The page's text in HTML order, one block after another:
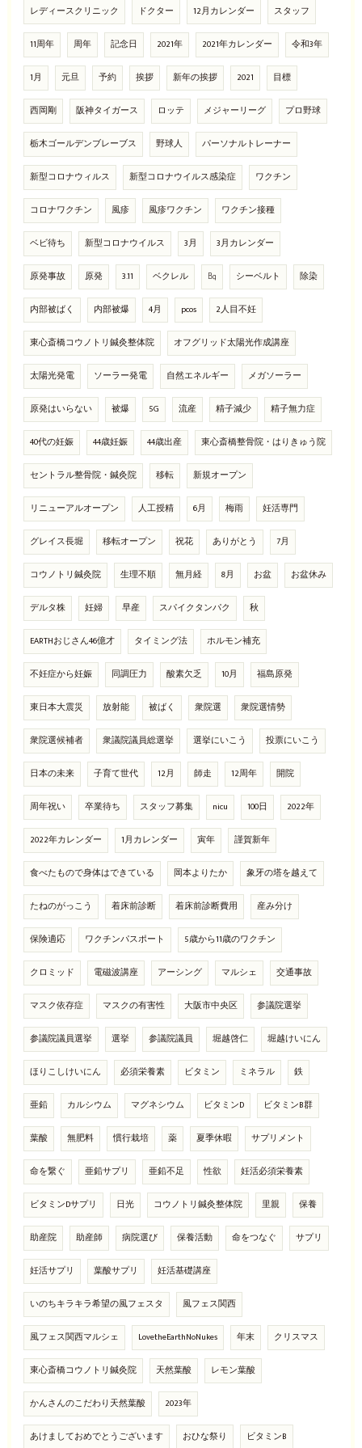
レディースクリニック ドクター 12月カレンダー スタッフ
11周年 周年 記念日 2021年 2021年カレンダー 令和3年
1月 元旦 予約 挨拶 新年の挨拶 2021 目標
西岡剛 阪神タイガース ロッテ メジャーリーグ プロ野球
栃木ゴールデンブレーブス 野球人 パーソナルトレーナー
新型コロナウィルス 新型コロナウイルス感染症 ワクチン
コロナワクチン 風疹 風疹ワクチン ワクチン接種
ベビ待ち 新型コロナウイルス 3月 3月カレンダー
原発事故 原発 3.11 ベクレル ㏃ シーベルト 除染
内部被ばく 内部被爆 4月 pcos 2人目不妊
東心斎橋コウノトリ鍼灸整体院 オフグリッド太陽光作成講座
太陽光発電 ソーラー発電 自然エネルギー メガソーラー
原発はいらない 被爆 5G 流産 精子減少 精子無力症
40代の妊娠 44歳妊娠 44歳出産 東心斎橋整骨院・はりきゅう院
セントラル整骨院・鍼灸院 移転 新規オープン
リニューアルオープン 人工授精 6月 梅雨 妊活専門
グレイス長堀 移転オープン 祝花 ありがとう 7月
コウノトリ鍼灸院 生理不順 無月経 8月 お盆 お盆休み
デルタ株 妊婦 早産 スパイクタンパク 秋
EARTHおじさん46億才 タイミング法 ホルモン補充
不妊症から妊娠 同調圧力 酸素欠乏 10月 福島原発
東日本大震災 放射能 被ばく 衆院選 衆院選情勢
衆院選候補者 衆議院議員総選挙 選挙にいこう 投票にいこう
日本の未来 子育て世代 12月 師走 12周年 開院
周年祝い 卒業待ち スタッフ募集 nicu 100日 2022年
2022年カレンダー 1月カレンダー 寅年 謹賀新年
食べたもので身体はできている 岡本よりたか 象牙の塔を越えて
たねのがっこう 着床前診断 着床前診断費用 産み分け
保険適応 ワクチンパスポート 5歳から11歳のワクチン
クロミッド 電磁波講座 アーシング マルシェ 交通事故
マスク依存症 マスクの有害性 大阪市中央区 参議院選挙
参議院議員選挙 選挙 参議院議員 堀越啓仁 堀越けいにん
ほりこしけいにん 必須栄養素 ビタミン ミネラル 鉄
亜鉛 カルシウム マグネシウム ビタミンD ビタミンB群
葉酸 無肥料 慣行栽培 薬 夏季休暇 サプリメント
命を繋ぐ 亜鉛サプリ 亜鉛不足 性欲 妊活必須栄養素
ビタミンDサプリ 日光 コウノトリ鍼灸整体院 里親 保養
助産院 助産師 病院選び 保養活動 命をつなぐ サプリ
妊活サプリ 葉酸サプリ 妊活基礎講座
いのちキラキラ希望の風フェスタ 風フェス関西
風フェス関西マルシェ LovetheEarthNoNukes 年末 クリスマス
東心斎橋コウノトリ鍼灸院 天然葉酸 レモン葉酸
かんさんのこだわり天然葉酸 2023年
あけましておめでとうございます おひな祭り ビタミンB